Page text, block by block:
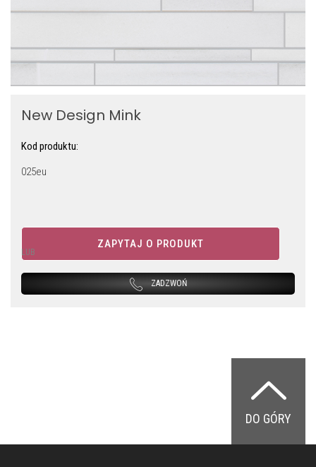
New Design Mink
Kod produktu:
025eu
ZAPYTAJ O PRODUKT
LUB
ZADZWOŃ
DO GÓRY